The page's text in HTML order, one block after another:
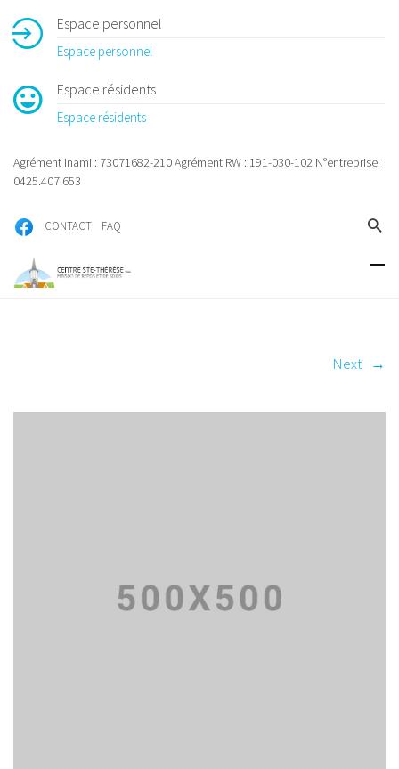
Espace personnel
Espace personnel
Espace résidents
Espace résidents
Agrément Inami : 73071682-210 Agrément RW : 191-030-102 N°entreprise:
0425.407.653
CONTACT FAQ
Next →